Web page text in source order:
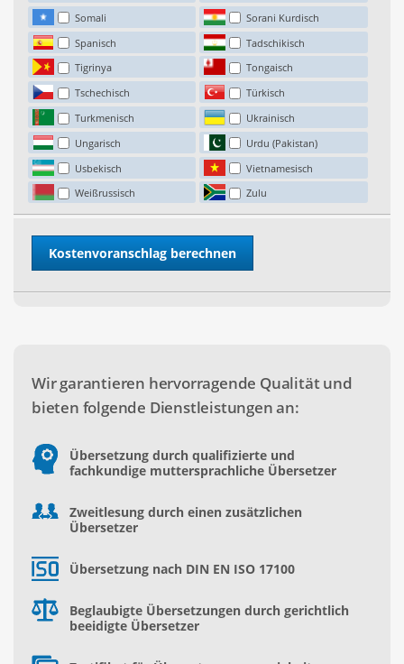
Somali
Sorani Kurdisch
Spanisch
Tadschikisch
Tigrinya
Tongaisch
Tschechisch
Türkisch
Turkmenisch
Ukrainisch
Ungarisch
Urdu (Pakistan)
Usbekisch
Vietnamesisch
Weißrussisch
Zulu
Wir garantieren hervorragende Qualität und
bieten folgende Dienstleistungen an:
Übersetzung durch qualifizierte und
fachkundige muttersprachliche Übersetzer
Zweitlesung durch einen zusätzlichen
Übersetzer
Übersetzung nach DIN EN ISO 17100
Beglaubigte Übersetzungen durch gerichtlich
beeidigte Übersetzer